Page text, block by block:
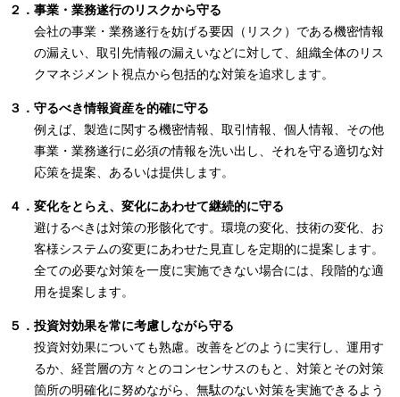
２．事業・業務遂行のリスクから守る
会社の事業・業務遂行を妨げる要因（リスク）である機密情報
の漏えい、取引先情報の漏えいなどに対して、組織全体のリス
クマネジメント視点から包括的な対策を追求します。
３．守るべき情報資産を的確に守る
例えば、製造に関する機密情報、取引情報、個人情報、その他
事業・業務遂行に必須の情報を洗い出し、それを守る適切な対
応策を提案、あるいは提供します。
４．変化をとらえ、変化にあわせて継続的に守る
避けるべきは対策の形骸化です。環境の変化、技術の変化、お
客様システムの変更にあわせた見直しを定期的に提案します。
全ての必要な対策を一度に実施できない場合には、段階的な適
用を提案します。
５．投資対効果を常に考慮しながら守る
投資対効果についても熟慮。改善をどのように実行し、運用す
るか、経営層の方々とのコンセンサスのもと、対策とその対策
箇所の明確化に努めながら、無駄のない対策を実施できるよう